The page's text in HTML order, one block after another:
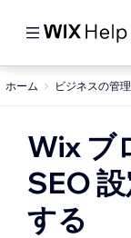
ホーム ビジネスの管理
Wix ブ
SEO
する